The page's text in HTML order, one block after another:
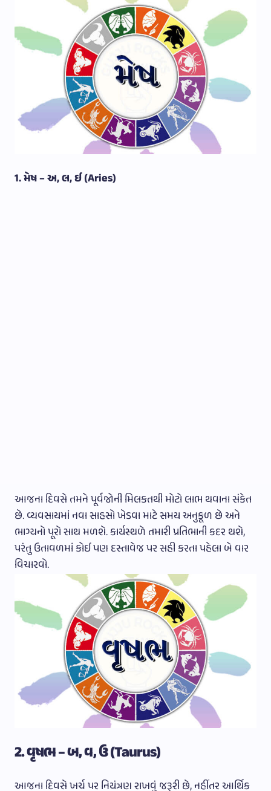
1. મેષ – અ, લ, ઈ (Aries)
આજના દિવસે તમને પૂર્વજોની મિલકતથી મોટો લાભ થવાના સંકેત
છે. વ્યવસાયમાં નવા સાહસો ખેડવા માટે સમય અનુકૂળ છે અને
ભાગ્યનો પૂરો સાથ મળશે. કાર્યસ્થળે તમારી પ્રતિભાની કદર થશે,
પરંતુ ઉતાવળમાં કોઈ પણ દસ્તાવેજ પર સહી કરતા પહેલા બે વાર
વિચારવો.
2. વૃષભ – બ, વ, ઉ (Taurus)
આજના દિવસે ખર્ચ પર નિયંત્રણ રાખવું જરૂરી છે, નહીંતર આર્થિક